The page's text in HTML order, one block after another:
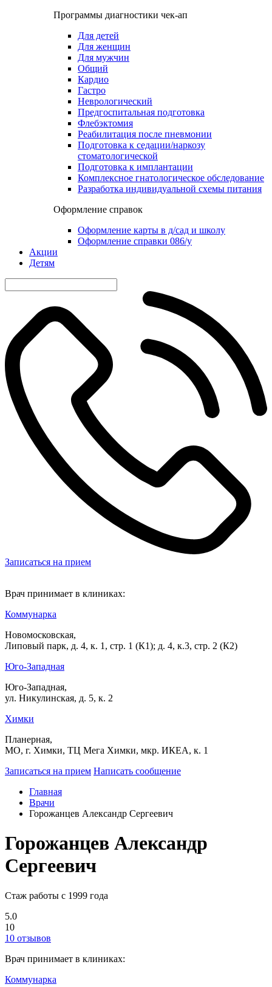
Программы диагностики чек-ап
Для детей
Для женщин
Для мужчин
Общий
Кардио
Гастро
Неврологический
Предгоспитальная подготовка
Флебэктомия
Реабилитация после пневмонии
Подготовка к седации/наркозу
стоматологической
Подготовка к имплантации
Комплексное гнатологическое обследование
Разработка индивидуальной схемы питания
Оформление справок
Оформление карты в д/сад и школу
Оформление справки 086/у
Акции
Детям
Записаться на прием
Врач принимает в клиниках:
Коммунарка
Новомосковская,
Липовый парк, д. 4, к. 1, стр. 1 (К1); д. 4, к.3, стр. 2 (К2)
Юго-Западная
Юго-Западная,
ул. Никулинская, д. 5, к. 2
Химки
Планерная,
МО, г. Химки, ТЦ Мега Химки, мкр. ИКЕА, к. 1
Записаться на прием Написать сообщение
Главная
Врачи
Горожанцев Александр Сергеевич
Горожанцев Александр
Сергеевич
Стаж работы с 1999 года
5.0
10
10 отзывов
Врач принимает в клиниках:
Коммунарка